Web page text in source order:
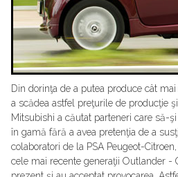
Din dorinţa de a putea produce cât
a scădea astfel preţurile de producţie
Mitsubishi a căutat parteneri care să-
în gamă fără a avea pretenţia de a
colaboratori de la PSA Peugeot-
cele mai recente generaţii Outlander -